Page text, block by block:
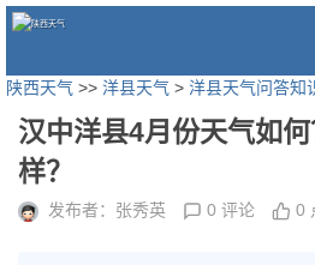
陕西天气 >> 洋县天气 > 洋县天气问答知
汉中洋县4月份天气如
样？
发布者：张秀英 0 评论 0